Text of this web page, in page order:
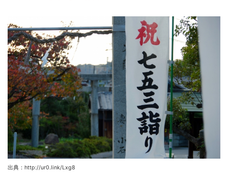
出典：http://ur0.link/Lxg8